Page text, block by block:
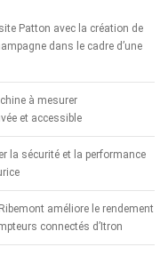
Patton avec la création de
dans le cadre d’une
à mesurer
et accessible
la sécurité et la performance
améliore le rendement
connectés d’Itron